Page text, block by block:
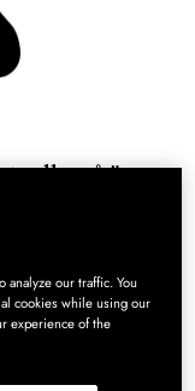
eller så är
slutsåld.
här!
analyze our traffic. You
cookies while using our
experience of the